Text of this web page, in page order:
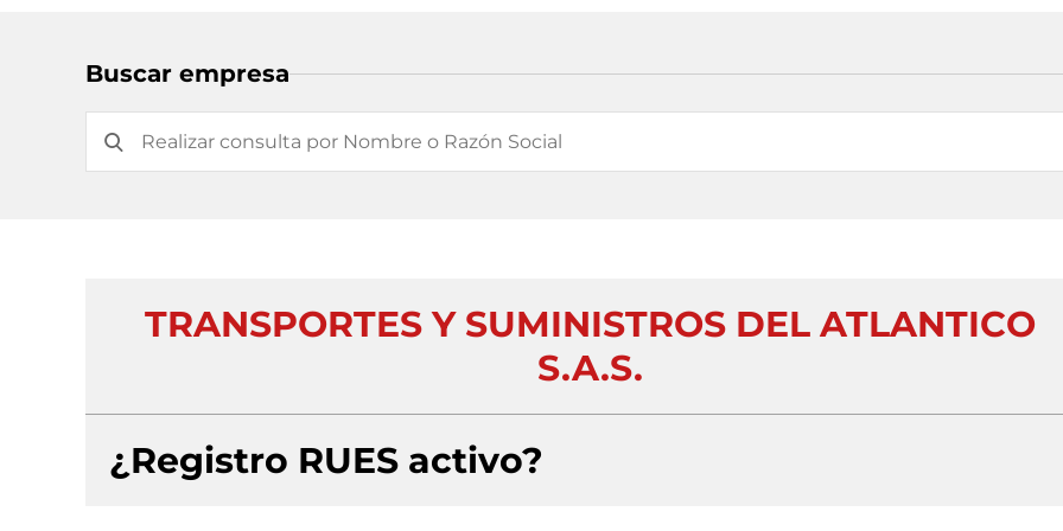
Buscar empresa
TRANSPORTES Y SUMINISTROS DEL ATLANTICO
S.A.S.
¿Registro RUES activo?